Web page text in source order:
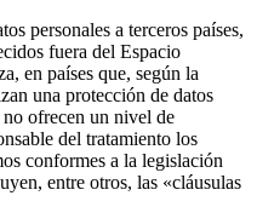
personales a terceros países,
fuera del Espacio
en países que, según la
una protección de datos
no ofrecen un nivel de
del tratamiento los
conformes a la legislación
entre otros, las «cláusulas